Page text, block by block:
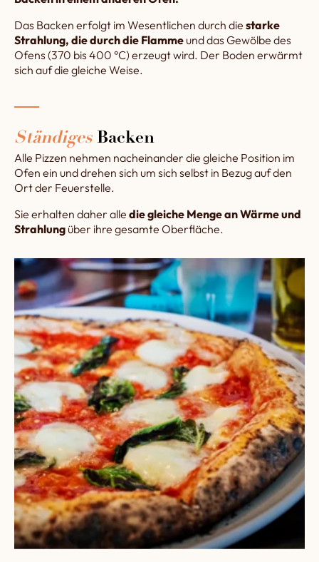
Das Backen erfolgt im Wesentlichen durch die starke
Strahlung, die durch die Flamme und das Gewölbe des
Ofens (370 bis 400 °C) erzeugt wird. Der Boden erwärmt
sich auf die gleiche Weise.
StändigesBacken
Alle Pizzen nehmen nacheinander die gleiche Position im
Ofen ein und drehen sich um sich selbst in Bezug auf den
Ort der Feuerstelle.
Sie erhalten daher alle die gleiche Menge an Wärme und
Strahlung über ihre gesamte Oberfläche.